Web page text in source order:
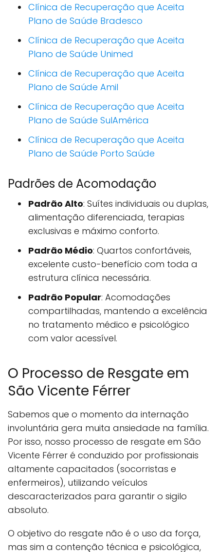
Clínica de Recuperação que Aceita
Plano de Saúde Bradesco
Clínica de Recuperação que Aceita
Plano de Saúde Unimed
Clínica de Recuperação que Aceita
Plano de Saúde Amil
Clínica de Recuperação que Aceita
Plano de Saúde SulAmérica
Clínica de Recuperação que Aceita
Plano de Saúde Porto Saúde
Padrões de Acomodação
Padrão Alto: Suítes individuais ou duplas,
alimentação diferenciada, terapias
exclusivas e máximo conforto.
Padrão Médio: Quartos confortáveis,
excelente custo-benefício com toda a
estrutura clínica necessária.
Padrão Popular: Acomodações
compartilhadas, mantendo a excelência
no tratamento médico e psicológico
com valor acessível.
O Processo de Resgate em
São Vicente Férrer
Sabemos que o momento da internação
involuntária gera muita ansiedade na família.
Por isso, nosso processo de resgate em São
Vicente Férrer é conduzido por profissionais
altamente capacitados (socorristas e
enfermeiros), utilizando veículos
descaracterizados para garantir o sigilo
absoluto.
O objetivo do resgate não é o uso da força,
mas sim a contenção técnica e psicológica,